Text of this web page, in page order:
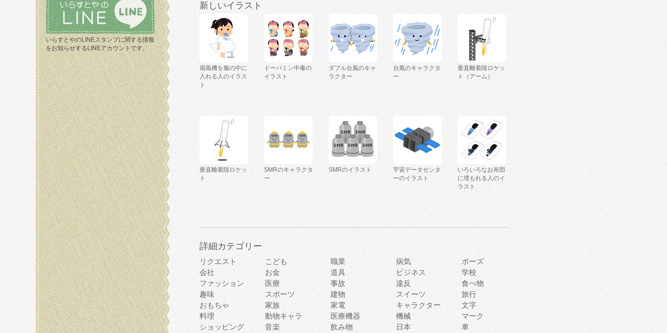
いらすとやのLINEスタンプに関する情報
をお知らせするLINEアカウントです。
新しいイラスト
扇風機を服の中に
入れる人のイラス
ト
ドーパミン中毒の
イラスト
ダブル台風のキャ
ラクター
台風のキャラクタ
ー
垂直離着陸ロケッ
ト（アーム）
垂直離着陸ロケッ
ト
SMRのキャラクタ
ー
SMRのイラスト
宇宙データセンタ
ーのイラスト
いろいろなお布団
に埋もれる人のイ
ラスト
詳細カテゴリー
リクエスト こども 職業 病気
ポーズ
会社
お金 道具 ビジネス
学校
ファッション
医療 事故 違反
食べ物
趣味
スポーツ 建物 スイーツ
旅行
おもちゃ
家族 家電 キャラクター
文字
料理
動物キャラ 医療機器 機械
マーク
ショッピング
音楽 飲み物 日本
車